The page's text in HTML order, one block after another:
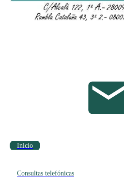
Inicio
Consultas telefónicas